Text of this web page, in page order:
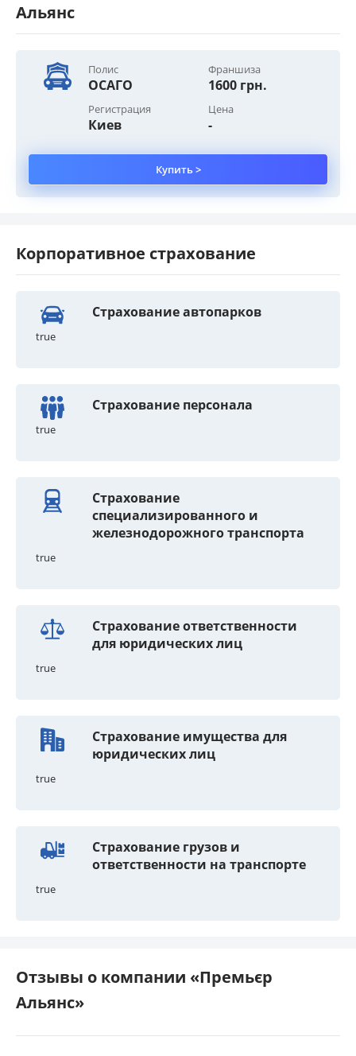
Альянс
Полис
ОСАГО
Франшиза
1600 грн.
Регистрация
Киев
Цена
-
Купить >
Корпоративное страхование
Страхование автопарков
true
Страхование персонала
true
Страхование
специализированного и
железнодорожного транспорта
true
Страхование ответственности
для юридических лиц
true
Страхование имущества для
юридических лиц
true
Страхование грузов и
ответственности на транспорте
true
Отзывы о компании «Премьєр
Альянс»